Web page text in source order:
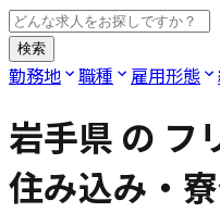
検索
勤務地 職種 雇用形態
岩手県 の フ
住み込み・